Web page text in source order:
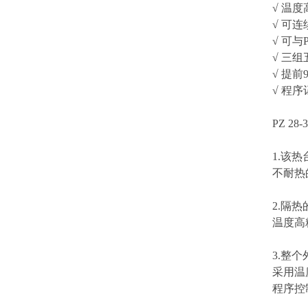
√ 温度
√ 可连
√ 可与
√ 三组
√ 提前
√ 程序
PZ
1.该热
不耐热
2.隔热
温度高
3.整个
采用温
程序控